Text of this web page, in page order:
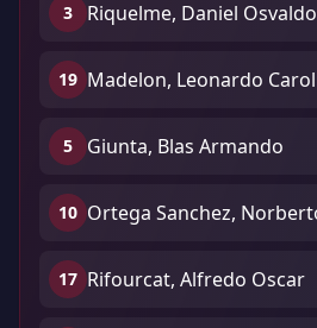
3 Riquelme, Daniel Osvaldo
19 Madelon, Leonardo Carol
5 Giunta, Blas Armando
10 Ortega Sanchez,
17 Rifourcat, Alfredo Oscar